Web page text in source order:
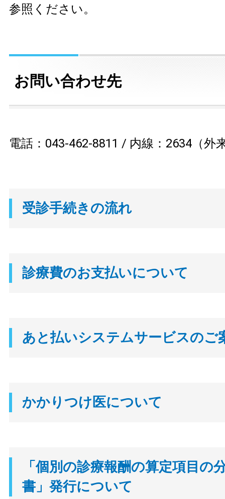
参照ください。
お問い合わせ先
電話：043-462-8811 / 内線：2634（外
受診手続きの流れ
診療費のお支払いについて
あと払いシステムサービスのご
かかりつけ医について
「個別の診療報酬の算定項目の
書」発行について